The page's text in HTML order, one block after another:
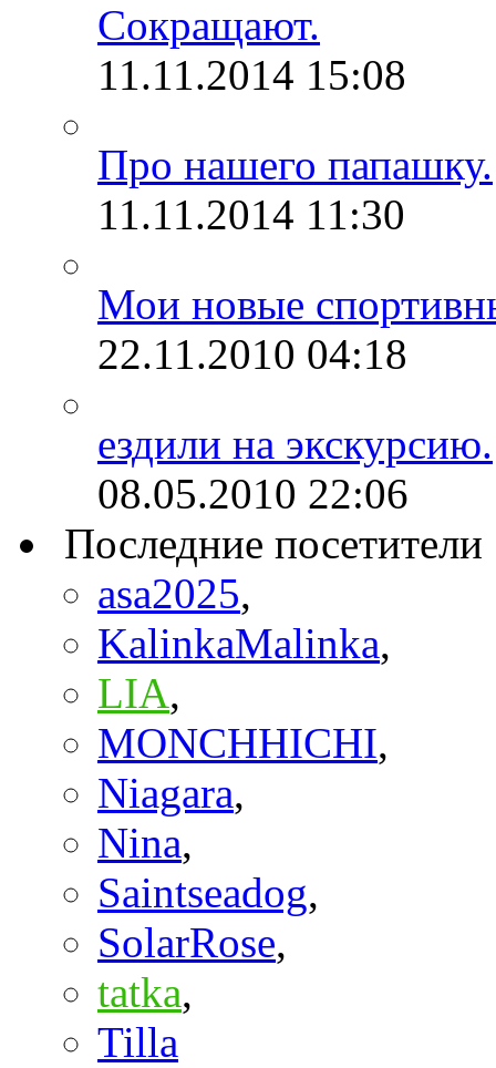
Сокращают.
11.11.2014 15:08
Про нашего папашку.
11.11.2014 11:30
Мои новые
22.11.2010 04:18
ездили на экскурсию.
08.05.2010 22:06
Последние посетители
asa2025,
KalinkaMalinka,
LIA,
MONCHHICHI,
Niagara,
Nina,
Saintseadog,
SolarRose,
tatka,
Tilla